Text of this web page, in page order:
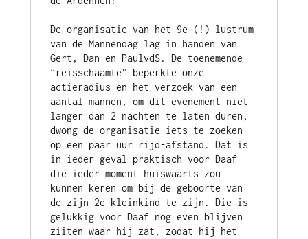
De organisatie van het 9e (!) lustrum
van de Mannendag lag in handen van
Gert, Dan en PaulvdS. De toenemende
“reisschaamte” beperkte onze
actieradius en het verzoek van een
aantal mannen, om dit evenement niet
langer dan 2 nachten te laten duren,
dwong de organisatie iets te zoeken
op een paar uur rijd-afstand. Dat is
in ieder geval praktisch voor Daaf
die ieder moment huiswaarts zou
kunnen keren om bij de geboorte van
de zijn 2e kleinkind te zijn. Die is
gelukkig voor Daaf nog even blijven
ziiten waar hij zat, zodat hij het